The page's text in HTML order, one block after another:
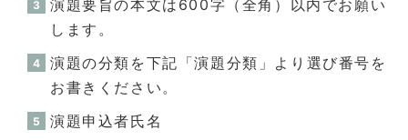
演題要旨の本文は600字（全角）以内でお願い
します。
演題の分類を下記「演題分類」より選び番号を
お書きください。
演題申込者氏名